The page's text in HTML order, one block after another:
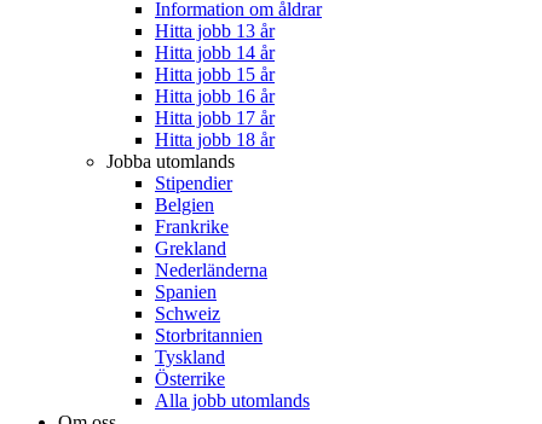
Information om åldrar
Hitta jobb 13 år
Hitta jobb 14 år
Hitta jobb 15 år
Hitta jobb 16 år
Hitta jobb 17 år
Hitta jobb 18 år
Jobba utomlands
Stipendier
Belgien
Frankrike
Grekland
Nederländerna
Spanien
Schweiz
Storbritannien
Tyskland
Österrike
Alla jobb utomlands